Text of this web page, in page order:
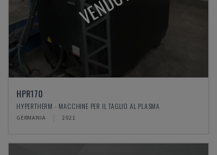
HPR170
HYPERTHERM - MACCHINE PER IL TAGLIO AL PLASMA
GERMANIA 2021